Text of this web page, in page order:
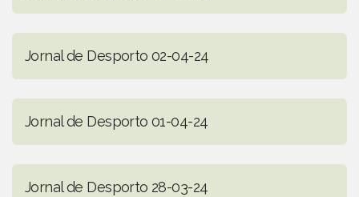
Jornal de Desporto 02-04-24
Jornal de Desporto 01-04-24
Jornal de Desporto 28-03-24